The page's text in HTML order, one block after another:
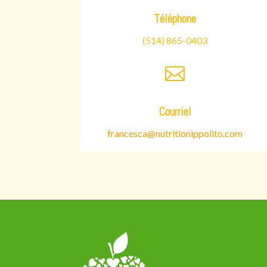
Téléphone
(514) 865-0403

Courriel
francesca@nutritionippolito.com